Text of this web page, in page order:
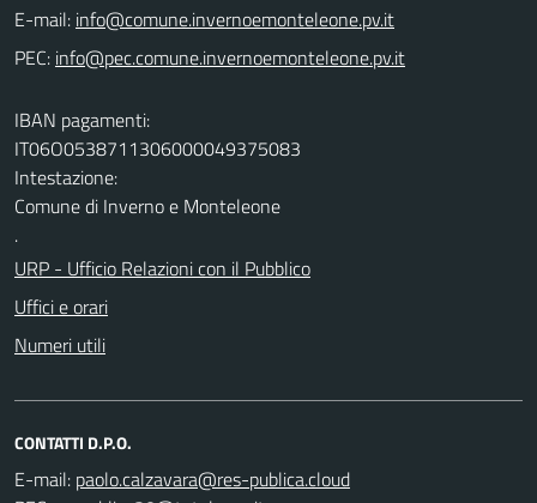
E-mail:
PEC:
IBAN pagamenti:
IT06O0538711306000049375083
Intestazione:
Comune di Inverno e Monteleone
.
URP - Ufficio Relazioni con il Pubblico
Uffici e orari
Numeri utili
CONTATTI D.P.O.
E-mail: